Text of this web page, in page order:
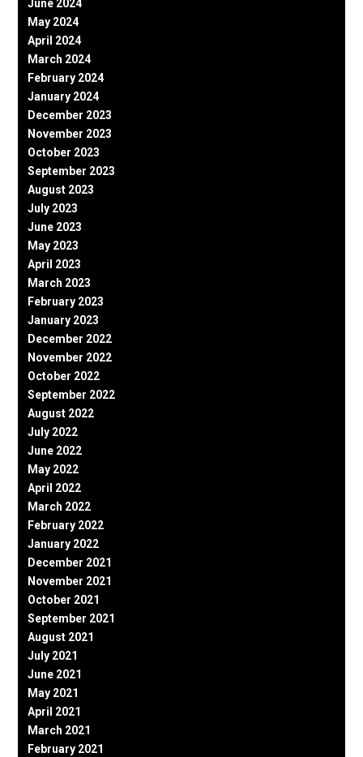
June 2024
May 2024
April 2024
March 2024
February 2024
January 2024
December 2023
November 2023
October 2023
September 2023
August 2023
July 2023
June 2023
May 2023
April 2023
March 2023
February 2023
January 2023
December 2022
November 2022
October 2022
September 2022
August 2022
July 2022
June 2022
May 2022
April 2022
March 2022
February 2022
January 2022
December 2021
November 2021
October 2021
September 2021
August 2021
July 2021
June 2021
May 2021
April 2021
March 2021
February 2021